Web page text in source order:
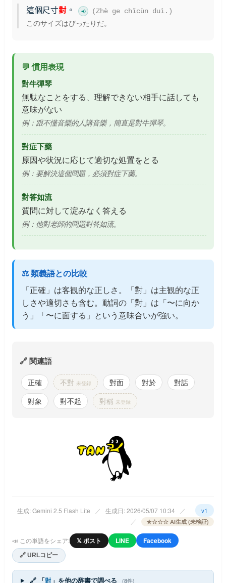
這個尺寸對 。 (Zhè ge chǐcùn duì.)
このサイズはぴったりだ。
💬 慣用表現
對牛彈琴
無駄なことをする、理解できない相手に話しても
意味がない
例：跟不懂音樂的人講音樂，簡直是對牛彈琴。
對症下藥
原因や状況に応じて適切な処置をとる
例：要解決這個問題，必須對症下藥。
對答如流
質問に対して淀みなく答える
例：他對老師的問題對答如流。
⚖️ 類義語との比較
「正確」は客観的な正しさ。「對」は主観的な正
しさや適切さも含む。動詞の「對」は「〜に向か
う」「〜に面する」という意味合いが強い。
🔗 関連語
正確 不對 未登録 對面 對於
對話
對象
對不起 對稱 未登録
生成: Gemini 2.5 Flash Lite ／ 生成日: 2026/05/07 10:34 ／
v1
／
★☆☆☆ AI生成 (未検証)
📣 この単語をシェア: 𝕏 ポスト LINE Facebook
🔗 URLコピー
🔗 「對 」を他の辞書で調べる (8件)